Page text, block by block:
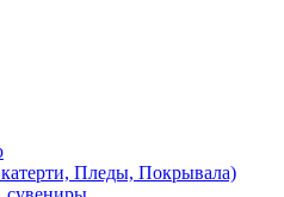
Пледы, Покрывала)